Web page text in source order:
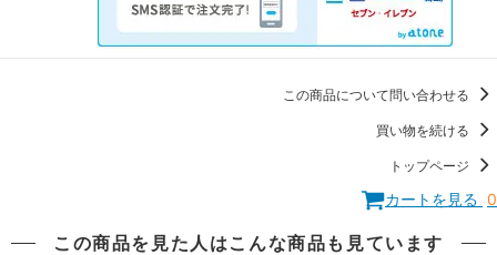
この商品について問い合わせる
買い物を続ける
トップページ
カートを見る 0
この商品を見た人はこんな商品も見ています